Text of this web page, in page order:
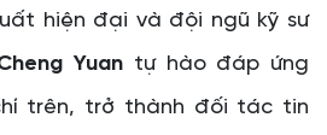
hiện đại và đội ngũ kỹ sư
Yuan tự hào đáp ứng
trên, trở thành đối tác tin